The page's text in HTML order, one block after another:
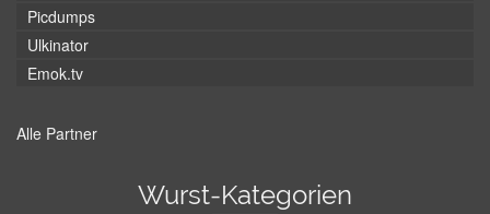
Picdumps
Ulkinator
Emok.tv
Alle Partner
Wurst-Kategorien